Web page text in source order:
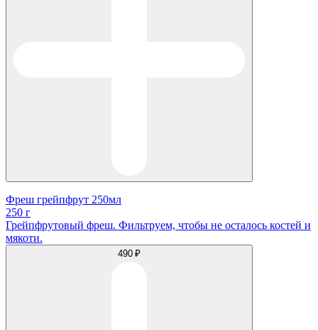
Фреш грейпфрут 250мл
250 г
Грейпфрутовый фреш. Фильтруем, чтобы не осталось костей и
мякоти.
490 ₽